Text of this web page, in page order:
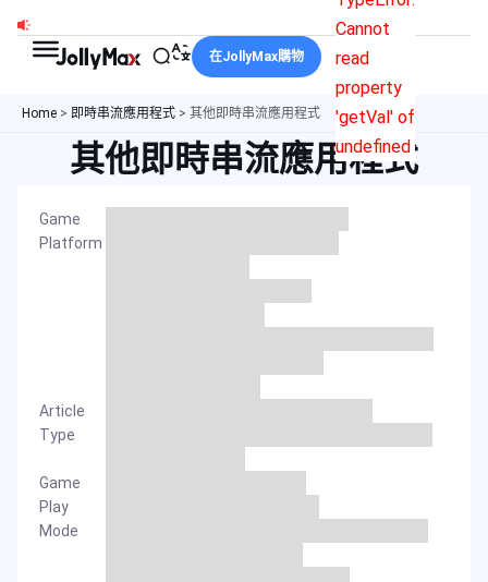
Cannot
read
property
'getVal' of
undefined
在JollyMax購物
Home > 即時串流應用程式 > 其他即時串流應用程式
其他即時串流應用程式
Game
Platform
Article
Type
Game
Play
Mode